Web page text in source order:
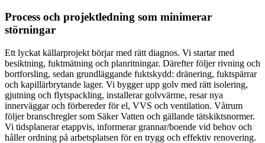
Process och projektledning som minimerar
störningar
Ett lyckat källarprojekt börjar med rätt diagnos. Vi startar med
besiktning, fuktmätning och planritningar. Därefter följer rivning och
bortforsling, sedan grundläggande fuktskydd: dränering, fuktspärrar
och kapillärbrytande lager. Vi bygger upp golv med rätt isolering,
gjutning och flytspackling, installerar golvvärme, resar nya
innerväggar och förbereder för el, VVS och ventilation. Våtrum
följer branschregler som Säker Vatten och gällande tätskiktsnormer.
Vi tidsplanerar etappvis, informerar grannar/boende vid behov och
håller ordning på arbetsplatsen för en trygg och effektiv renovering.